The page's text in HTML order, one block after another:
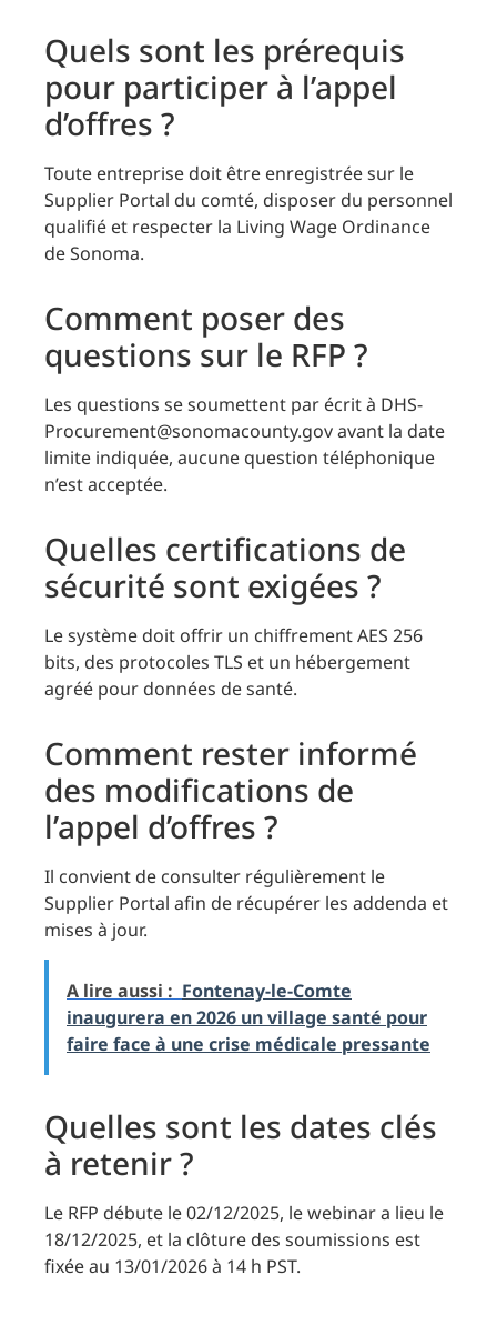
Quels sont les prérequis
pour participer à l’appel
d’offres ?
Toute entreprise doit être enregistrée sur le
Supplier Portal du comté, disposer du personnel
qualifié et respecter la Living Wage Ordinance
de Sonoma.
Comment poser des
questions sur le RFP ?
Les questions se soumettent par écrit à DHS-
Procurement@sonomacounty.gov avant la date
limite indiquée, aucune question téléphonique
n’est acceptée.
Quelles certifications de
sécurité sont exigées ?
Le système doit offrir un chiffrement AES 256
bits, des protocoles TLS et un hébergement
agréé pour données de santé.
Comment rester informé
des modifications de
l’appel d’offres ?
Il convient de consulter régulièrement le
Supplier Portal afin de récupérer les addenda et
mises à jour.
A lire aussi : Fontenay-le-Comte
inaugurera en 2026 un village santé pour
faire face à une crise médicale pressante
Quelles sont les dates clés
à retenir ?
Le RFP débute le 02/12/2025, le webinar a lieu le
18/12/2025, et la clôture des soumissions est
fixée au 13/01/2026 à 14 h PST.